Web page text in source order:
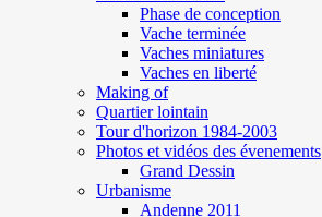
Phase de conception
Vache terminée
Vaches miniatures
Vaches en liberté
Making of
Quartier lointain
Tour d'horizon 1984-2003
Photos et vidéos des évenements
Grand Dessin
Urbanisme
Andenne 2011